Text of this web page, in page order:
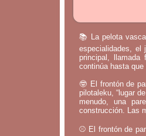
📚 La pelota
especialidades, el
principal,
continúa hasta
🤓 El frontón de
pilotaleku, “lugar
menudo, una
construcción. Las
⚾ El frontón de